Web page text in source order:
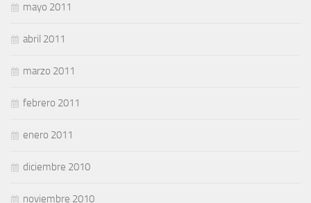
mayo 2011
abril 2011
marzo 2011
febrero 2011
enero 2011
diciembre 2010
noviembre 2010